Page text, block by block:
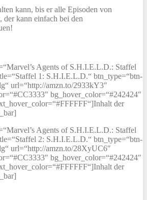
kann, bis er alle Episoden von
der kann einfach bei den
Agents of S.H.I.E.L.D.: Staffel
1: S.H.I.E.L.D.“ btn_type=“btn-
url=“http://amzn.to/2933kY3″
bg_hover_color=“#242424″
der
Agents of S.H.I.E.L.D.: Staffel
2: S.H.I.E.L.D.“ btn_type=“btn-
url=“http://amzn.to/28XyUC6″
bg_hover_color=“#242424″
der